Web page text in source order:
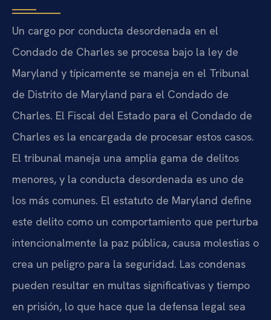
Un cargo por conducta desordenada en el
Condado de Charles se procesa bajo la ley de
Maryland y típicamente se maneja en el Tribunal
de Distrito de Maryland para el Condado de
Charles. El Fiscal del Estado para el Condado de
Charles es la encargada de procesar estos casos.
El tribunal maneja una amplia gama de delitos
menores, y la conducta desordenada es uno de
los más comunes. El estatuto de Maryland define
este delito como un comportamiento que perturba
intencionalmente la paz pública, causa molestias o
crea un peligro para la seguridad. Las condenas
pueden resultar en multas significativas y tiempo
en prisión, lo que hace que la defensa legal sea